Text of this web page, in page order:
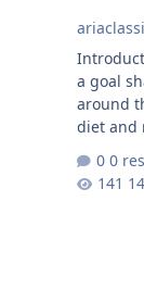
a goal
around
diet and
many
0